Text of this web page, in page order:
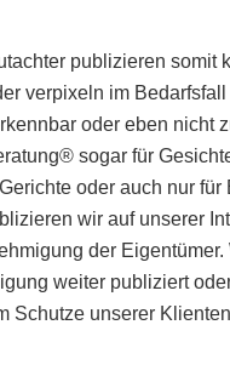
publizieren somit
verpixeln im
oder eben nicht
sogar für
oder auch nur
wir auf unserer
der
weiter publiziert
Schutze unserer